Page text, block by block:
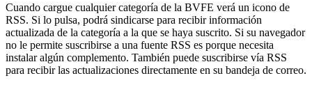
Cuando cargue cualquier categoría de la BVFE verá un icono de
RSS. Si lo pulsa, podrá sindicarse para recibir información
actualizada de la categoría a la que se haya suscrito. Si su navegador
no le permite suscribirse a una fuente RSS es porque necesita
instalar algún complemento. También puede suscribirse vía RSS
para recibir las actualizaciones directamente en su bandeja de correo.